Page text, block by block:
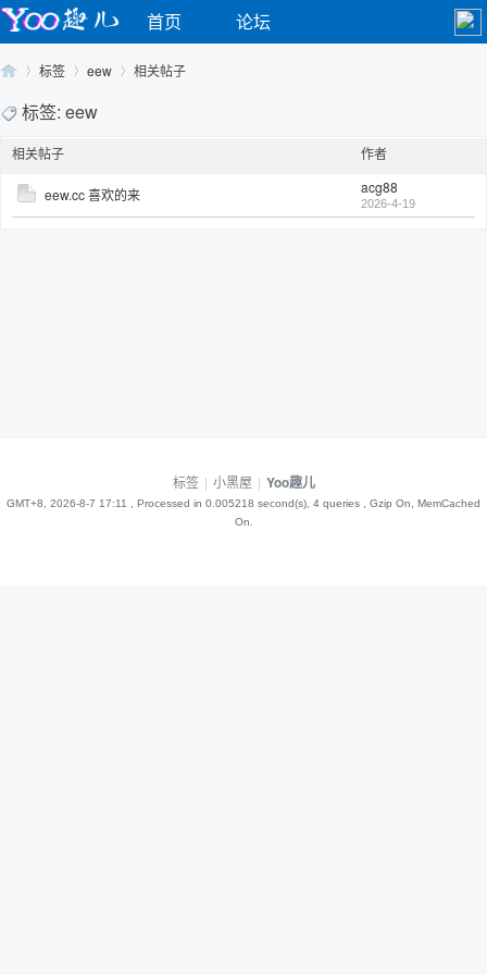
首页 论坛
Yo›
标签 eew 相关帖子
标签: eew
相关帖子 作者
eew.cc 喜欢的来 acg88
2026-4-19
标签 | 小黑屋 | Yoo趣儿
GMT+8, 2026-8-7 17:11
, Processed in 0.005218 second(s), 4 queries , Gzip On, MemCached
On.